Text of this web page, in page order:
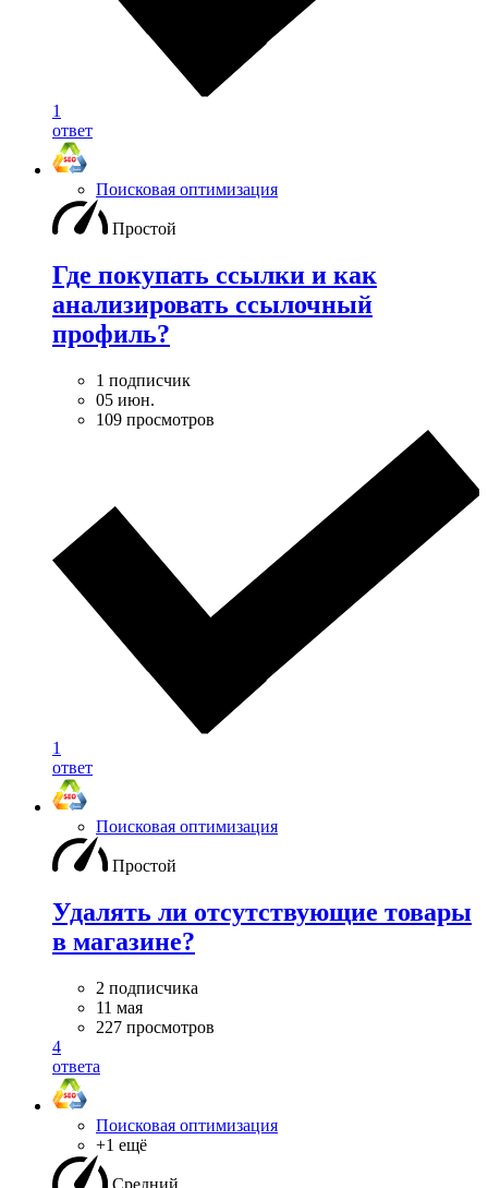
1
ответ
Поисковая оптимизация
Простой
Где покупать ссылки и как
анализировать ссылочный
профиль?
1 подписчик
05 июн.
109 просмотров
1
ответ
Поисковая оптимизация
Простой
Удалять ли отсутствующие товары
в магазине?
2 подписчика
11 мая
227 просмотров
4
ответа
Поисковая оптимизация
+1 ещё
Средний